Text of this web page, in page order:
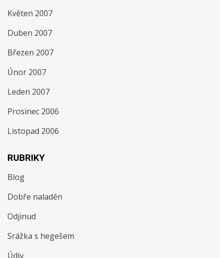
Květen 2007
Duben 2007
Březen 2007
Únor 2007
Leden 2007
Prosinec 2006
Listopad 2006
RUBRIKY
Blog
Dobře naladěn
Odjinud
Srážka s hegešem
Údiv